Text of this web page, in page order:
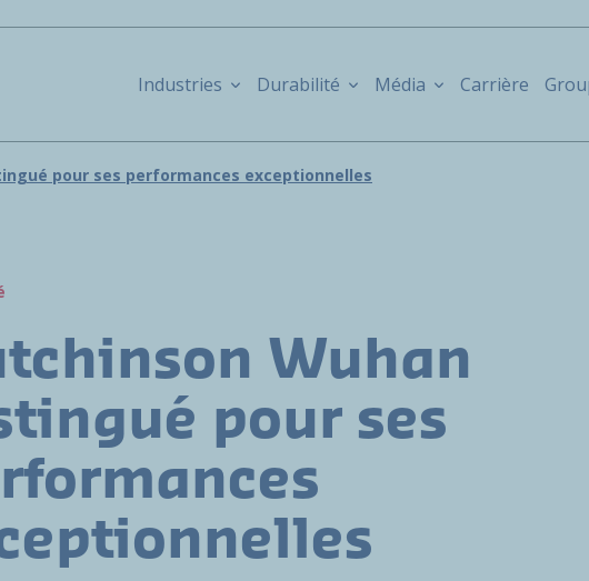
Industries Durabilité Média Carrière
pour ses performances exceptionnelles
Wuhan
pour ses